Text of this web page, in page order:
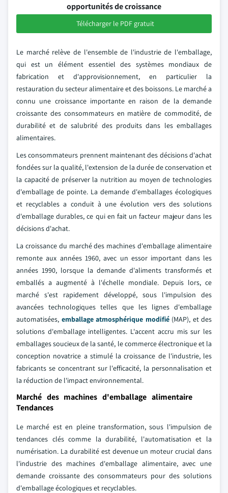
opportunités de croissance
Télécharger le PDF gratuit
Le marché relève de l'ensemble de l'industrie de l'emballage,
qui est un élément essentiel des systèmes mondiaux de
fabrication et d'approvisionnement, en particulier la
restauration du secteur alimentaire et des boissons. Le marché a
connu une croissance importante en raison de la demande
croissante des consommateurs en matière de commodité, de
durabilité et de salubrité des produits dans les emballages
alimentaires.
Les consommateurs prennent maintenant des décisions d'achat
fondées sur la qualité, l'extension de la durée de conservation et
la capacité de préserver la nutrition au moyen de technologies
d'emballage de pointe. La demande d'emballages écologiques
et recyclables a conduit à une évolution vers des solutions
d'emballage durables, ce qui en fait un facteur majeur dans les
décisions d'achat.
La croissance du marché des machines d'emballage alimentaire
remonte aux années 1960, avec un essor important dans les
années 1990, lorsque la demande d'aliments transformés et
emballés a augmenté à l'échelle mondiale. Depuis lors, ce
marché s'est rapidement développé, sous l'impulsion des
avancées technologiques telles que les lignes d'emballage
automatisées, emballage atmosphérique modifié(MAP), et des
solutions d'emballage intelligentes. L'accent accru mis sur les
emballages soucieux de la santé, le commerce électronique et la
conception novatrice a stimulé la croissance de l'industrie, les
fabricants se concentrant sur l'efficacité, la personnalisation et
la réduction de l'impact environnemental.
Marché des machines d'emballage alimentaire
Tendances
Le marché est en pleine transformation, sous l'impulsion de
tendances clés comme la durabilité, l'automatisation et la
numérisation. La durabilité est devenue un moteur crucial dans
l'industrie des machines d'emballage alimentaire, avec une
demande croissante des consommateurs pour des solutions
d'emballage écologiques et recyclables.